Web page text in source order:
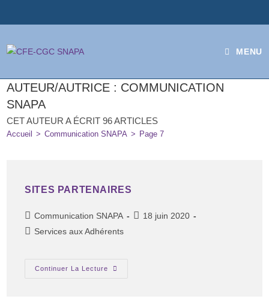
MENU
AUTEUR/AUTRICE : COMMUNICATION
SNAPA
CET AUTEUR A ÉCRIT 96 ARTICLES
Accueil > Communication SNAPA > Page 7
SITES PARTENAIRES
Communication SNAPA
18 juin 2020
Services aux Adhérents
Continuer La Lecture